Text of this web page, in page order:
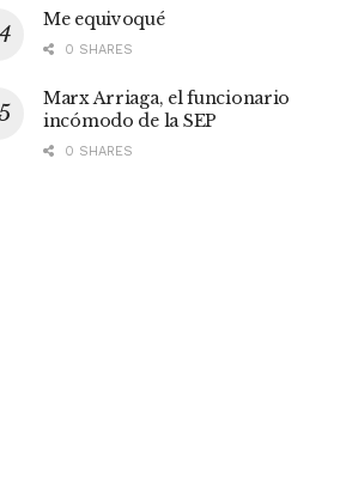
Me equivoqué
0 SHARES
Marx Arriaga, el funcionario
incómodo de la SEP
0 SHARES